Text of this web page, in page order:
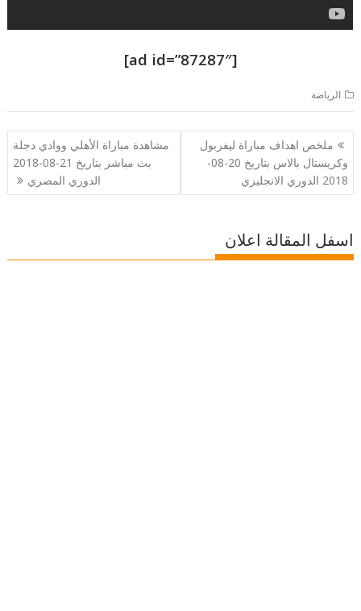
[ad id=”87287″]
الرياضة
تصفّح
المقالات
ملخص اهداف مباراة ليفربول
وكريستال بالاس بتاريخ 20-08-
2018 الدوري الانجليزي
مشاهدة مباراة الأهلي ووادي دجلة
بث مباشر بتاريخ 21-08-2018
الدوري المصري
اسفل المقالة اعلان